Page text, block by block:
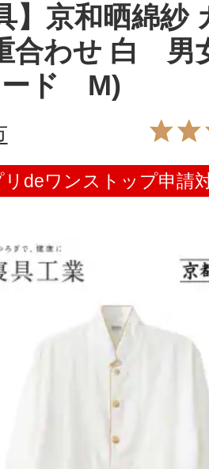
】京和晒綿紗
合わせ 白 男
ード M)
deワンストップ申請